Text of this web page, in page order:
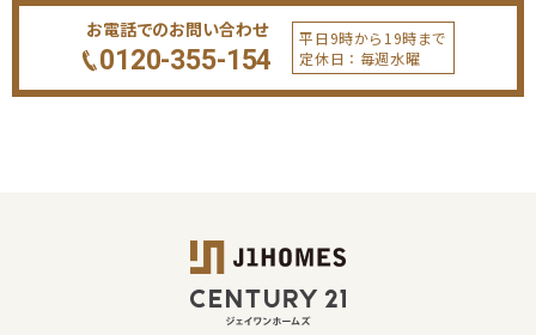
お電話でのお問い合わせ
0120-355-154
平日9時から19時まで
定休日：毎週水曜